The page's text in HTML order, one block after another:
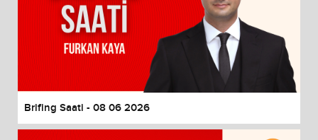
Brifing Saati - 08 06 2026